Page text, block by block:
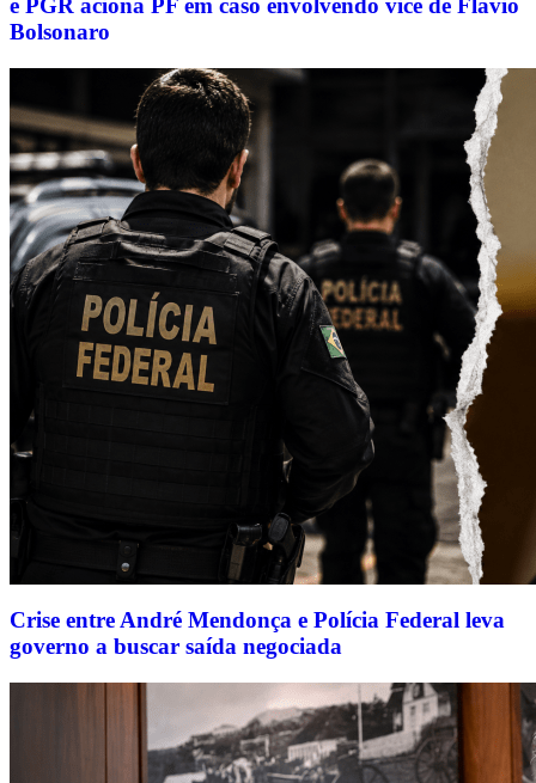
e PGR aciona PF em caso envolvendo vice de Flávio
Bolsonaro
Crise entre André Mendonça e Polícia Federal leva
governo a buscar saída negociada